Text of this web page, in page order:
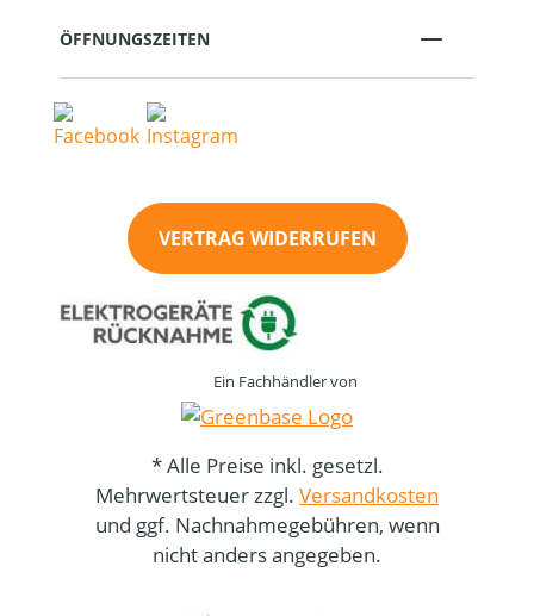
ÖFFNUNGSZEITEN
VERTRAG WIDERRUFEN
Ein Fachhändler von
* Alle Preise inkl. gesetzl.
Mehrwertsteuer zzgl. Versandkosten
und ggf. Nachnahmegebühren, wenn
nicht anders angegeben.